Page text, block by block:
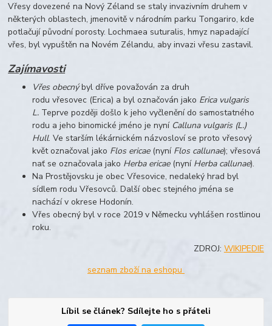
Vřesy dovezené na Nový Zéland se staly invazivním druhem v
některých oblastech, jmenovitě v národním parku Tongariro, kde
potlačují původní porosty. Lochmaea suturalis, hmyz napadající
vřes, byl vypuštěn na Novém Zélandu, aby invazi vřesu zastavil.
Zajímavosti
Vřes obecnýbyl dříve považován za druh
rodu vřesovec (Erica) a byl označován jako Erica vulgaris
L. Teprve později došlo k jeho vyčlenění do samostatného
rodu a jeho binomické jméno je nyní Calluna vulgaris (L.)
Hull. Ve starším lékárnickém názvosloví se proto vřesový
květ označoval jako Flos ericae(nyní Flos callunae); vřesová
nať se označovala jako Herba ericae(nyní Herba callunae).
Na Prostějovsku je obec Vřesovice, nedaleký hrad byl
sídlem rodu Vřesovců. Další obec stejného jména se
nachází v okrese Hodonín.
Vřes obecný byl v roce 2019 v Německu vyhlášen rostlinou
roku.
ZDROJ: WIKIPEDIE
seznam zboží na eshopu
Líbil se článek? Sdílejte ho s přáteli